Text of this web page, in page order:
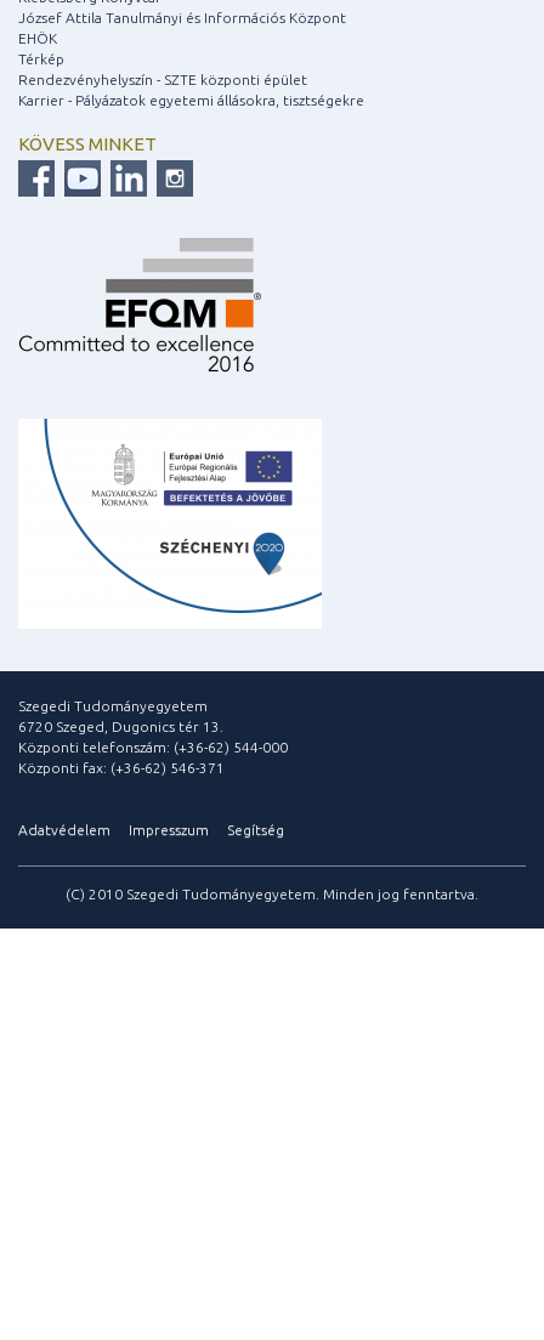
József Attila Tanulmányi és Információs Központ
EHÖK
Térkép
Rendezvényhelyszín - SZTE központi épület
Karrier - Pályázatok egyetemi állásokra, tisztségekre
KÖVESS MINKET
Szegedi Tudományegyetem
6720 Szeged, Dugonics tér 13.
Központi telefonszám: (+36-62) 544-000
Központi fax: (+36-62) 546-371
Adatvédelem Impresszum Segítség
(C) 2010 Szegedi Tudományegyetem. Minden jog fenntartva.